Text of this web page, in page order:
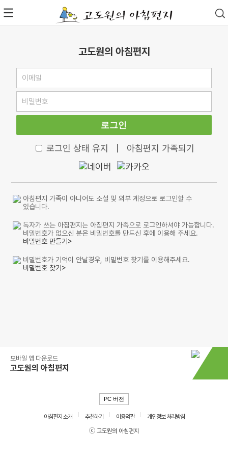
고도원의 아침편지
로그인
로그인 상태 유지 아침편지 가족되기
아침편지 가족이 아니어도 소셜 및 외부 계정으로 로그인할 수
있습니다.
독자가 쓰는 아침편지는 아침편지 가족으로 로그인하셔야 가능합니다.
비밀번호가 없으신 분은 비밀번호를 만드신 후에 이용해 주세요.
비밀번호 만들기>
비밀번호가 기억이 안날경우, 비밀번호 찾기를 이용해주세요.
비밀번호 찾기>
모바일 앱 다운로드
고도원의 아침편지
PC 버전
아침편지 소개 추천하기 이용약관
개인정보 처리방침
ⓒ 고도원의 아침편지